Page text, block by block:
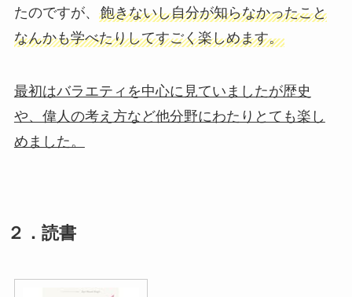
たのですが、 飽きないし自分が知らなかったこと
なんかも学べたりしてすごく楽しめます。
最初はバラエティを中心に見ていましたが歴史
や、偉人の考え方など他分野にわたりとても楽し
めました。
２．読書